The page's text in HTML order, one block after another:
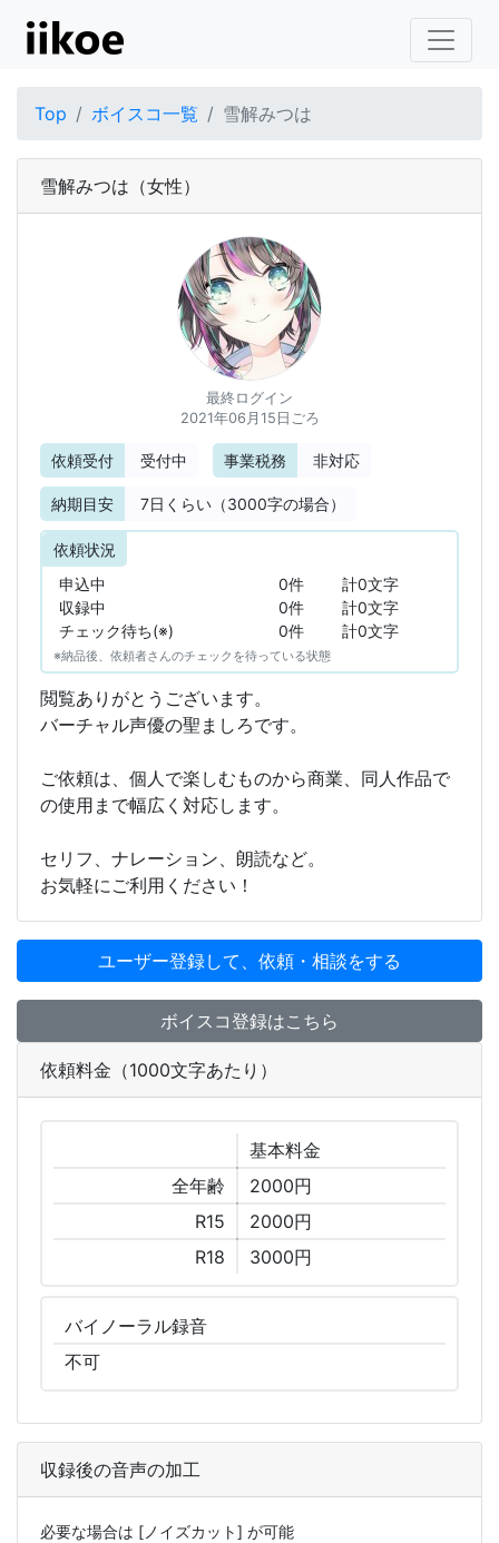
Top ボイスコ一覧 雪解みつは
雪解みつは （女性）
最終ログイン
2021年06月15日ごろ
依頼受付 受付中 事業税務 非対応
納期目安 7日くらい（3000字の場合）
依頼状況
申込中
0件
計0文字
収録中
0件
計0文字
チェック待ち(※)
0件 計0文字
※納品後、依頼者さんのチェックを待っている状態
閲覧ありがとうございます。
バーチャル声優の聖ましろです。
ご依頼は、個人で楽しむものから商業、同人作品で
の使用まで幅広く対応します。
セリフ、ナレーション、朗読など。
お気軽にご利用ください！
ユーザー登録して、依頼・相談をする
ボイスコ登録はこちら
依頼料金（1000文字あたり）
基本料金
全年齢
2000円
R15
2000円
R18
3000円
バイノーラル録音
不可
収録後の音声の加工
必要な場合は [ノイズカット] が可能